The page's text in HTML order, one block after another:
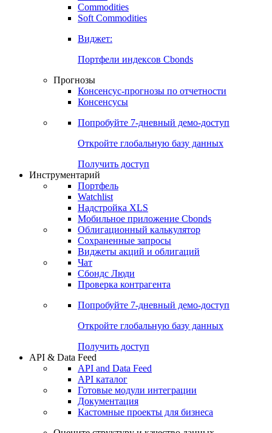
Commodities
Золото
Бензин
Soft Commodities
Виджет:
Портфели индексов Cbonds
Прогнозы
Консенсусы
Попробуйте7-дневный
Откройте глобальную базу данных
Получить доступ
Инструментарий
Портфель
Watchlist
Надстройка XLS
Мобильное приложение Cbonds
Облигационный калькулятор
Сохраненные запросы
Чат
Проверка контрагента
Попробуйте7-дневный
Откройте глобальную базу данных
Получить доступ
API & Data Feed
API and Data Feed